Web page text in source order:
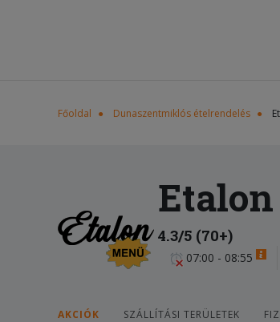
Főoldal Dunaszentmiklós ételrendelés
4.3/5 (70+)
07:00 - 08:55
AKCIÓK SZÁLLÍTÁSI TERÜLETEK